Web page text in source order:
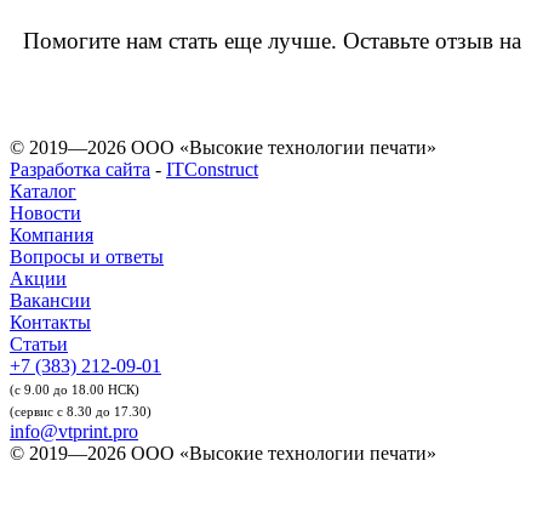
Помогите нам стать еще лучше. Оставьте отзыв на
© 2019—2026 ООО «Высокие технологии печати»
Разработка сайта - ITConstruct
Каталог
Новости
Компания
Вопросы и ответы
Акции
Вакансии
Контакты
Статьи
+7 (383) 212-09-01
(с 9.00 до 18.00 НСК)
(сервис с 8.30 до 17.30)
info@vtprint.pro
© 2019—2026 ООО «Высокие технологии печати»